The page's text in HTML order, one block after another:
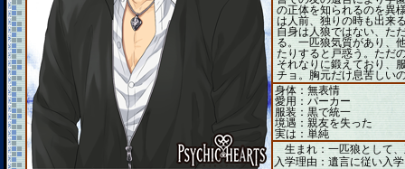
の正体を知られるのを異
は人前、独りの時も出来
自身は人狼ではない、た
る。一匹狼気質があり、
たりすると戸惑う。ただ
それなりに鍛えており、
チョ。胸元だけ息苦しい
身体：無表情
愛用：パーカー
服装：黒で統一
境遇：親友を失った
実は：単純
生まれ：一匹狼として
入学理由：遺言に従い入